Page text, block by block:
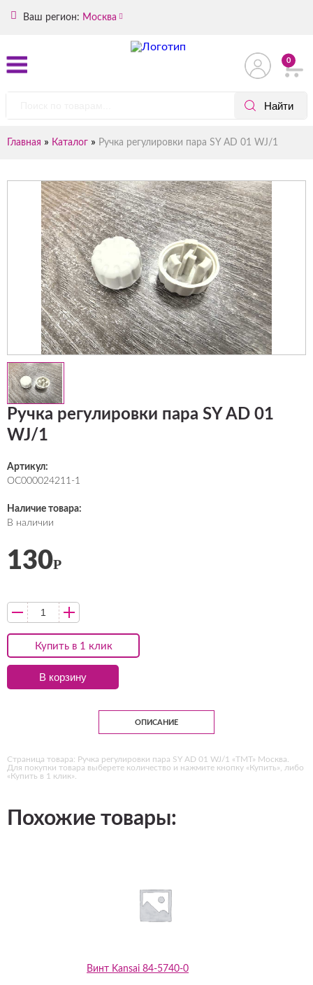
Ваш регион: Москва
0
Главная » Каталог » Ручка регулировки пара SY AD 01 WJ/1
Ручка регулировки пара SY AD 01
WJ/1
Артикул:
ОС000024211-1
Наличие товара:
В наличии
Купить в 1 клик
130Р
В корзину
ОПИСАНИЕ
Страница товара: Ручка регулировки пара SY AD 01 WJ/1 «ТМТ» Москва.
Для покупки товара выберете количество и нажмите кнопку «Купить», либо
«Купить в 1 клик».
Похожие товары:
Винт Kansai 84-5740-0